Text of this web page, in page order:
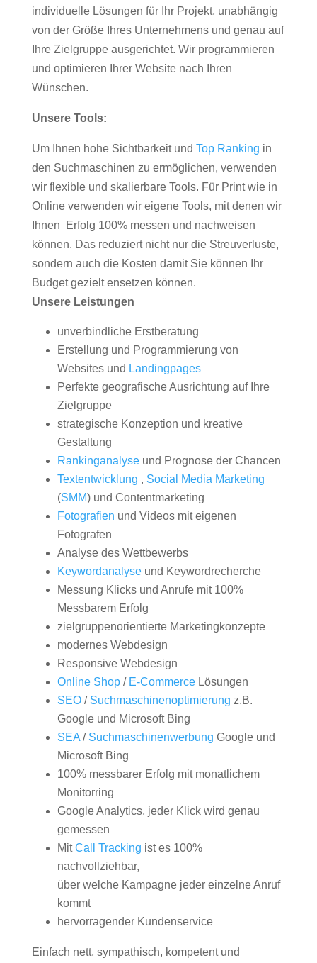
individuelle Lösungen für Ihr Projekt, unabhängig
von der Größe Ihres Unternehmens und genau auf
Ihre Zielgruppe ausgerichtet. Wir programmieren
und optimieren Ihrer Website nach Ihren
Wünschen.
Unsere Tools:
Um Ihnen hohe Sichtbarkeit und Top Ranking in
den Suchmaschinen zu ermöglichen, verwenden
wir flexible und skalierbare Tools. Für Print wie in
Online verwenden wir eigene Tools, mit denen wir
Ihnen Erfolg 100% messen und nachweisen
können. Das reduziert nicht nur die Streuverluste,
sondern auch die Kosten damit Sie können Ihr
Budget gezielt ensetzen können.
Unsere Leistungen
unverbindliche Erstberatung
Erstellung und Programmierung von
Websites und Landingpages
Perfekte geografische Ausrichtung auf Ihre
Zielgruppe
strategische Konzeption und kreative
Gestaltung
Rankinganalyseund Prognose der Chancen
Textentwicklung , Social Media Marketing
(SMM) und Contentmarketing
Fotografien und Videos mit eigenen
Fotografen
Analyse des Wettbewerbs
Keywordanalyseund Keywordrecherche
Messung Klicks und Anrufe mit 100%
Messbarem Erfolg
zielgruppenorientierte Marketingkonzepte
modernes Webdesign
Responsive Webdesign
Online Shop/ E-CommerceLösungen
SEO/ Suchmaschinenoptimierung z.B.
Google und Microsoft Bing
SEA/ Suchmaschinenwerbung Google und
Microsoft Bing
100% messbarer Erfolg mit monatlichem
Monitorring
Google Analytics, jeder Klick wird genau
gemessen
MitCall Tracking ist es 100%
nachvollziehbar,
über welche Kampagne jeder einzelne Anruf
kommt
hervorragender Kundenservice
Einfach nett, sympathisch, kompetent und